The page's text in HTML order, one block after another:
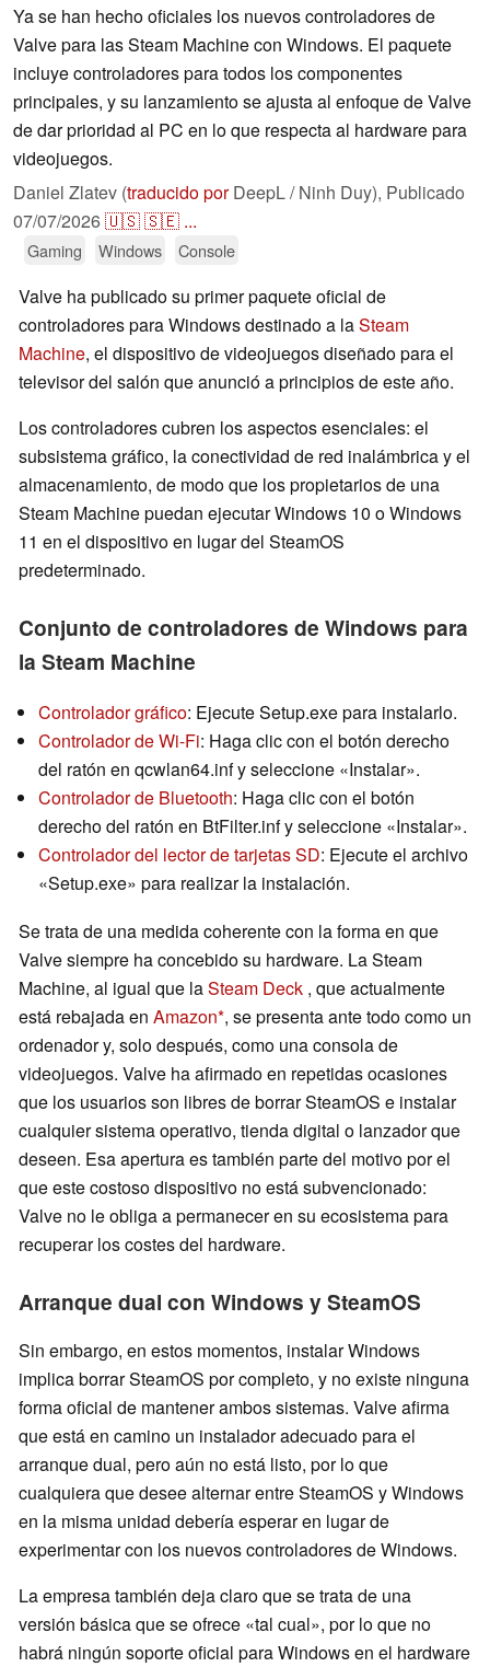
Ya se han hecho oficiales los nuevos controladores de
Valve para las Steam Machine con Windows. El paquete
incluye controladores para todos los componentes
principales, y su lanzamiento se ajusta al enfoque de Valve
de dar prioridad al PC en lo que respecta al hardware para
videojuegos.
Daniel Zlatev (traducido porDeepL / Ninh Duy), Publicado
07/07/2026🇺🇸🇸🇪 ...
Gaming Windows Console
Valve ha publicado su primer paquete oficial de
controladores para Windows destinado a laSteam
Machine, el dispositivo de videojuegos diseñado para el
televisor del salón que anunció a principios de este año.
Los controladores cubren los aspectos esenciales: el
subsistema gráfico, la conectividad de red inalámbrica y el
almacenamiento, de modo que los propietarios de una
Steam Machine puedan ejecutar Windows 10 o Windows
11 en el dispositivo en lugar del SteamOS
predeterminado.
Conjunto de controladores de Windows para
la Steam Machine
Controlador gráfico: Ejecute Setup.exe para instalarlo.
Controlador de Wi-Fi: Haga clic con el botón derecho
del ratón en qcwlan64.inf y seleccione «Instalar».
Controlador de Bluetooth: Haga clic con el botón
derecho del ratón en BtFilter.inf y seleccione «Instalar».
Controlador del lector de tarjetas SD: Ejecute el archivo
«Setup.exe» para realizar la instalación.
Se trata de una medida coherente con la forma en que
Valve siempre ha concebido su hardware. La Steam
Machine, al igual que laSteam Deck , que actualmente
está rebajada en Amazon , se presenta ante todo como un
ordenador y, solo después, como una consola de
videojuegos. Valve ha afirmado en repetidas ocasiones
que los usuarios son libres de borrar SteamOS e instalar
cualquier sistema operativo, tienda digital o lanzador que
deseen. Esa apertura es también parte del motivo por el
que este costoso dispositivo no está subvencionado:
Valve no le obliga a permanecer en su ecosistema para
recuperar los costes del hardware.
Arranque dual con Windows y SteamOS
Sin embargo, en estos momentos, instalar Windows
implica borrar SteamOS por completo, y no existe ninguna
forma oficial de mantener ambos sistemas. Valve afirma
que está en camino un instalador adecuado para el
arranque dual, pero aún no está listo, por lo que
cualquiera que desee alternar entre SteamOS y Windows
en la misma unidad debería esperar en lugar de
experimentar con los nuevos controladores de Windows.
La empresa también deja claro que se trata de una
versión básica que se ofrece «tal cual», por lo que no
habrá ningún soporte oficial para Windows en el hardware